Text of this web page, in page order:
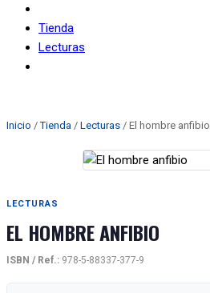
Tienda
Lecturas
Inicio /Tienda / Lecturas / El hombre anfibio
LECTURAS
EL HOMBRE ANFIBIO
ISBN / Ref.: 978-5-88337-377-9